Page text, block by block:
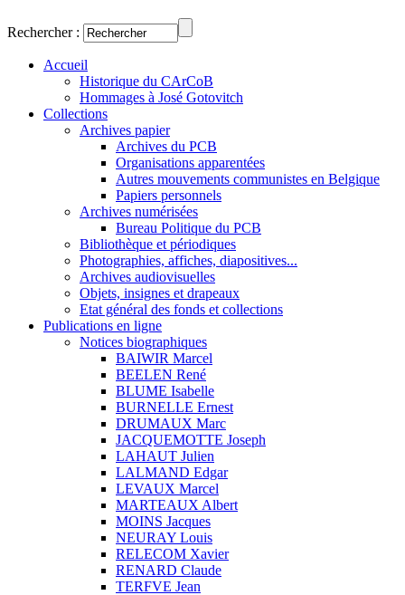
Rechercher :
Accueil
Historique du CArCoB
Hommages à José Gotovitch
Collections
Archives papier
Archives du PCB
Organisations apparentées
Autres mouvements communistes en Belgique
Papiers personnels
Archives numérisées
Bureau Politique du PCB
Bibliothèque et périodiques
Photographies, affiches, diapositives...
Archives audiovisuelles
Objets, insignes et drapeaux
Etat général des fonds et collections
Publications en ligne
Notices biographiques
BAIWIR Marcel
BEELEN René
BLUME Isabelle
BURNELLE Ernest
DRUMAUX Marc
JACQUEMOTTE Joseph
LAHAUT Julien
LALMAND Edgar
LEVAUX Marcel
MARTEAUX Albert
MOINS Jacques
NEURAY Louis
RELECOM Xavier
RENARD Claude
TERFVE Jean